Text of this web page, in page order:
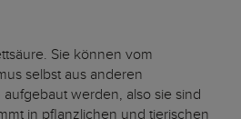
Sie können vom
selbst aus anderen
werden, also sie sind
in pflanzlichen und tierischen